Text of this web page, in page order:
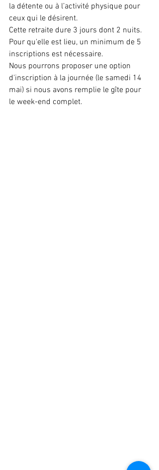
la détente ou à l’activité physique pour
ceux qui le désirent.
Cette retraite dure 3 jours dont 2 nuits.
Pour qu'elle est lieu, un minimum de 5
inscriptions est nécessaire.
Nous pourrons proposer une option
d'inscription à la journée (le samedi 14
mai) si nous avons remplie le gîte pour
le week-end complet.